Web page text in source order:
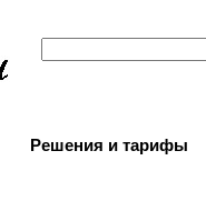
Решения и тарифы